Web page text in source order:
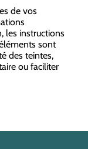
de vos
les instructions
sont
des teintes,
ou faciliter